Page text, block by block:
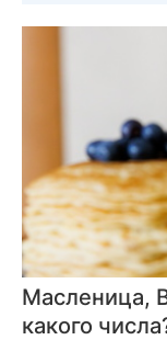
Масленица,
какого